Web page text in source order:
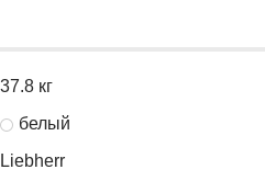
37.8 кг
белый
Liebherr